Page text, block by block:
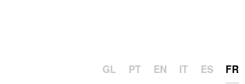
GL PT EN IT ES FR